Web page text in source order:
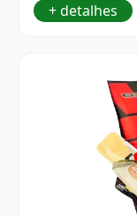
+ detalhes